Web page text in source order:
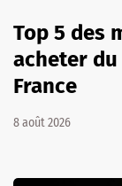
Top 5 des
acheter du
France
8 août 2026